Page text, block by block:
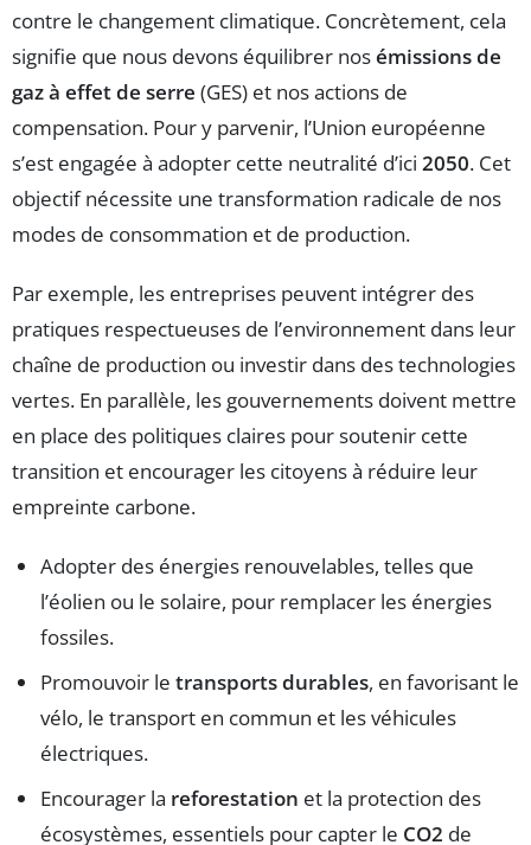
contre le changement climatique. Concrètement, cela
signifie que nous devons équilibrer nosémissions de
gaz à effet de serre (GES) et nos actions de
compensation. Pour y parvenir, l’Union européenne
s’est engagée à adopter cette neutralité d’ici 2050. Cet
objectif nécessite une transformation radicale de nos
modes de consommation et de production.
Par exemple, les entreprises peuvent intégrer des
pratiques respectueuses de l’environnement dans leur
chaîne de production ou investir dans des technologies
vertes. En parallèle, les gouvernements doivent mettre
en place des politiques claires pour soutenir cette
transition et encourager les citoyens à réduire leur
empreinte carbone.
Adopter des énergies renouvelables, telles que
l’éolien ou le solaire, pour remplacer les énergies
fossiles.
Promouvoir le transports durables, en favorisant le
vélo, le transport en commun et les véhicules
électriques.
Encourager la reforestation et la protection des
écosystèmes, essentiels pour capter le CO2 de